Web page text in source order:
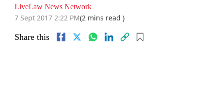
LiveLaw News Network
7 Sept 2017 2:22 PM(2 mins read )
Share this